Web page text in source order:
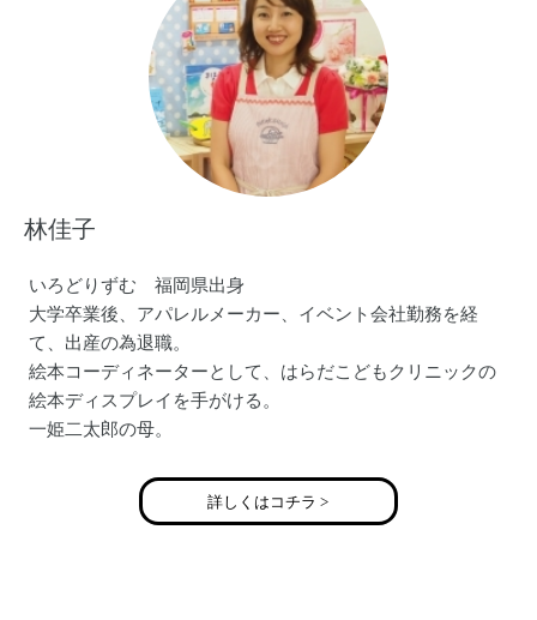
そんな思いで自宅の教室を始める事にしました。
教室を開くためのノウハウを教えてもらえるMAPLE
KITCHENに通い、色々な事を学びました。
楽しくゆったりとした気分で通って頂けたら嬉しいです。
作る楽しさ、おいしいと思ってもらえる喜びを皆様に実感
色々な方々と出会い、作る事の楽しさを共有することが私
【ブログ】http://ameblo.jp/mano-m/
林佳子
いろどりずむ 福岡県出身
大学卒業後、アパレルメーカー、イベント会社勤務を経
て、出産の為退職。
絵本コーディネーターとして、はらだこどもクリニックの
絵本ディスプレイを手がける。
一姫二太郎の母。
詳しくはコチラ >